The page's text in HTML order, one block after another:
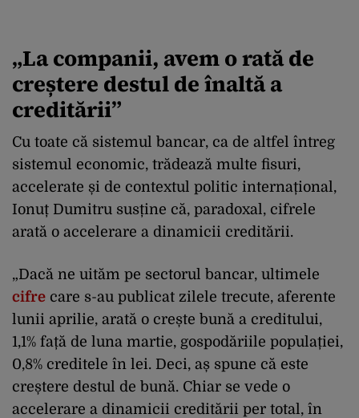
„La companii, avem o rată de
creștere destul de înaltă a
creditării”
Cu toate că sistemul bancar, ca de altfel întreg
sistemul economic, trădează multe fisuri,
accelerate și de contextul politic internațional,
Ionuț Dumitru susține că, paradoxal, cifrele
arată o accelerare a dinamicii creditării.
„Dacă ne uităm pe sectorul bancar, ultimele
cifre care s-au publicat zilele trecute, aferente
lunii aprilie, arată o crește bună a creditului,
1,1% față de luna martie, gospodăriile populației,
0,8% creditele în lei. Deci, aș spune că este
creștere destul de bună. Chiar se vede o
accelerare a dinamicii creditării per total, în